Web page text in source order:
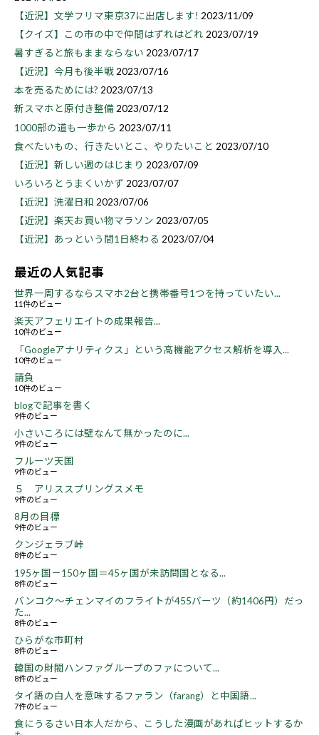
【近況】文学フリマ東京37に出店します! 2023/11/09
【クイズ】この市の中で仲間はずれはどれ 2023/07/19
暑すぎると旅もままならない 2023/07/17
【近況】今月も後半戦 2023/07/16
本を売るためには? 2023/07/13
新スマホと原付き整備2023/07/12
1000部の道も一歩から 2023/07/11
食べたいもの、行きたいとこ、やりたいこと 2023/07/10
【近況】新しい週のはじまり 2023/07/09
いろいろとうまくいかず 2023/07/07
【近況】洗濯日和 2023/07/06
【近況】楽天お買い物マラソン 2023/07/05
【近況】あっという間1日終わる 2023/07/04
最近の人気記事
世界一周するならスマホ2台と携帯番号1つを持っていたい...
11件のビュー
楽天アフェリエイトの成果報告...
10件のビュー
「Googleアナリティクス」という高機能アクセス解析を導入...
10件のビュー
請負
10件のビュー
blogで記事を書く
9件のビュー
小さいころには壁なんて無かったのに...
9件のビュー
フルーツ天国
9件のビュー
５ アリススプリングスメモ
9件のビュー
8月の目標
9件のビュー
クンジェラブ峠
8件のビュー
195ヶ国－150ヶ国＝45ヶ国が未訪問国となる...
8件のビュー
バンコク～チェンマイのフライトが455バーツ（約1406円）だっ
た...
8件のビュー
ひらがな市町村
8件のビュー
韓国の財閥ハンファグループのファについて...
8件のビュー
タイ語の白人を意味するファラン（farang）と中国語...
7件のビュー
食にうるさい日本人だから、こうした漫画があればヒットするか